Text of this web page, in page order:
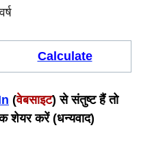
Calculate
(वेबसाइट) से संतुष्ट हैं तो
शेयर करें (धन्यवाद)